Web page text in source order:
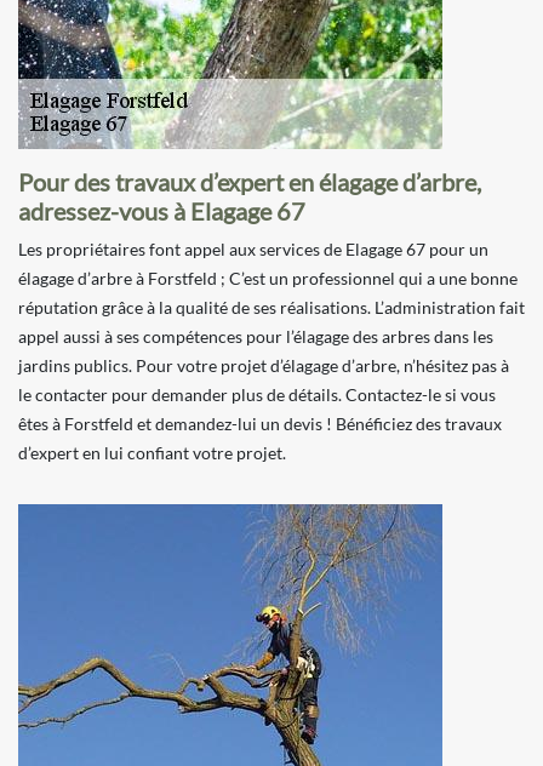
Pour des travaux d’expert en élagage d’arbre,
adressez-vous à Elagage 67
Les propriétaires font appel aux services de Elagage 67 pour un
élagage d’arbre à Forstfeld ; C’est un professionnel qui a une bonne
réputation grâce à la qualité de ses réalisations. L’administration fait
appel aussi à ses compétences pour l’élagage des arbres dans les
jardins publics. Pour votre projet d’élagage d’arbre, n’hésitez pas à
le contacter pour demander plus de détails. Contactez-le si vous
êtes à Forstfeld et demandez-lui un devis ! Bénéficiez des travaux
d’expert en lui confiant votre projet.